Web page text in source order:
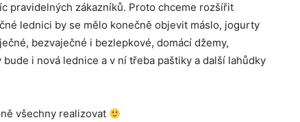
pravidelných zákazníků. Proto chceme rozšířit
lednici by se mělo konečně objevit máslo, jogurty
bezvaječné i bezlepkové, domácí džemy,
i nová lednice a v ní třeba paštiky a další lahůdky
všechny realizovat